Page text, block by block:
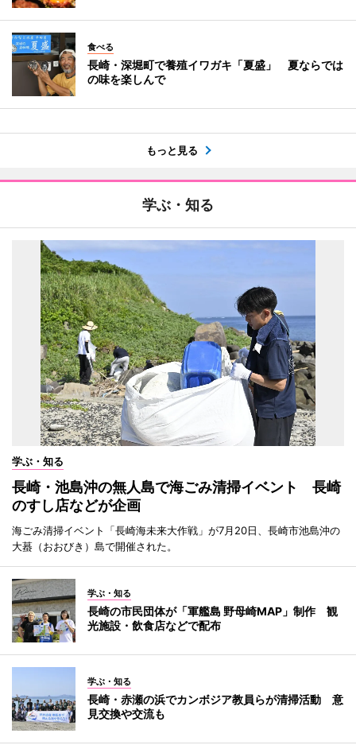
食べる
長崎・深堀町で養殖イワガキ「夏盛」 夏ならでは
の味を楽しんで
もっと見る
学ぶ・知る
学ぶ・知る
長崎・池島沖の無人島で海ごみ清掃イベント 長崎
のすし店などが企画
海ごみ清掃イベント「長崎海未来大作戦」が7月20日、長崎市池島沖の
大蟇（おおびき）島で開催された。
学ぶ・知る
長崎の市民団体が「軍艦島 野母崎MAP」制作 観
光施設・飲食店などで配布
学ぶ・知る
長崎・赤瀬の浜でカンボジア教員らが清掃活動 意
見交換や交流も